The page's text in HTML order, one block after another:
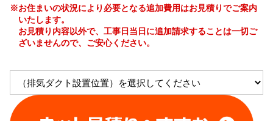
※お住まいの状況により必要となる追加費用はお見積りでご案内
いたします。
お見積り内容以外で、工事日当日に追加請求することは一切ご
ざいませんので、ご安心ください。